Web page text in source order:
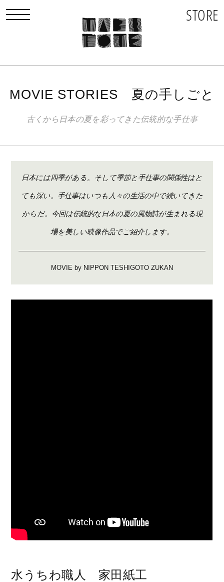
STORE
toggle navigation
MOVIE STORIES 夏の手しごと
古くから日本の夏を彩ってきた伝統的な手仕事
日本には四季がある。 そして季節と手仕事の関係性はと
ても深い。 手仕事はいつも人々の生活の中で続いてきた
からだ。 今回は伝統的な日本の夏の風物詩が生まれる現
場を美しい映像作品でご紹介します。
MOVIE by NIPPON TESHIGOTO ZUKAN
水うちわ職人 家田紙工